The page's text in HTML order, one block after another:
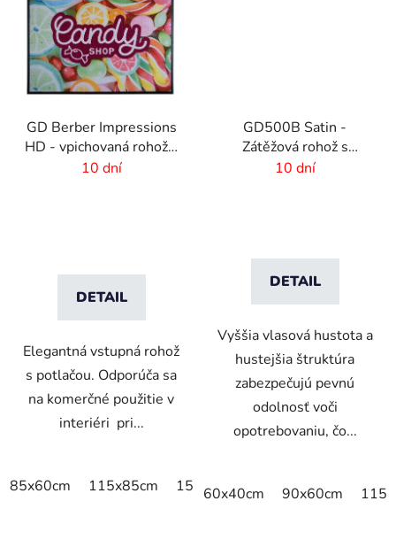
GD Berber Impressions
HD - vpichovaná rohož s
logom
10 dní
DETAIL
Elegantná vstupná rohož
s potlačou. Odporúča sa
na komerčné použitie v
interiéri pri...
85x60cm 115x85cm 150x85cm 180x115cm
GD500B Satin -
Zátěžová rohož s
digitálnou potlačou a
10 dní
DETAIL
Vyššia vlasová hustota a
hustejšia štruktúra
zabezpečujú pevnú
odolnosť voči
opotrebovaniu, čo...
60x40cm 90x60cm